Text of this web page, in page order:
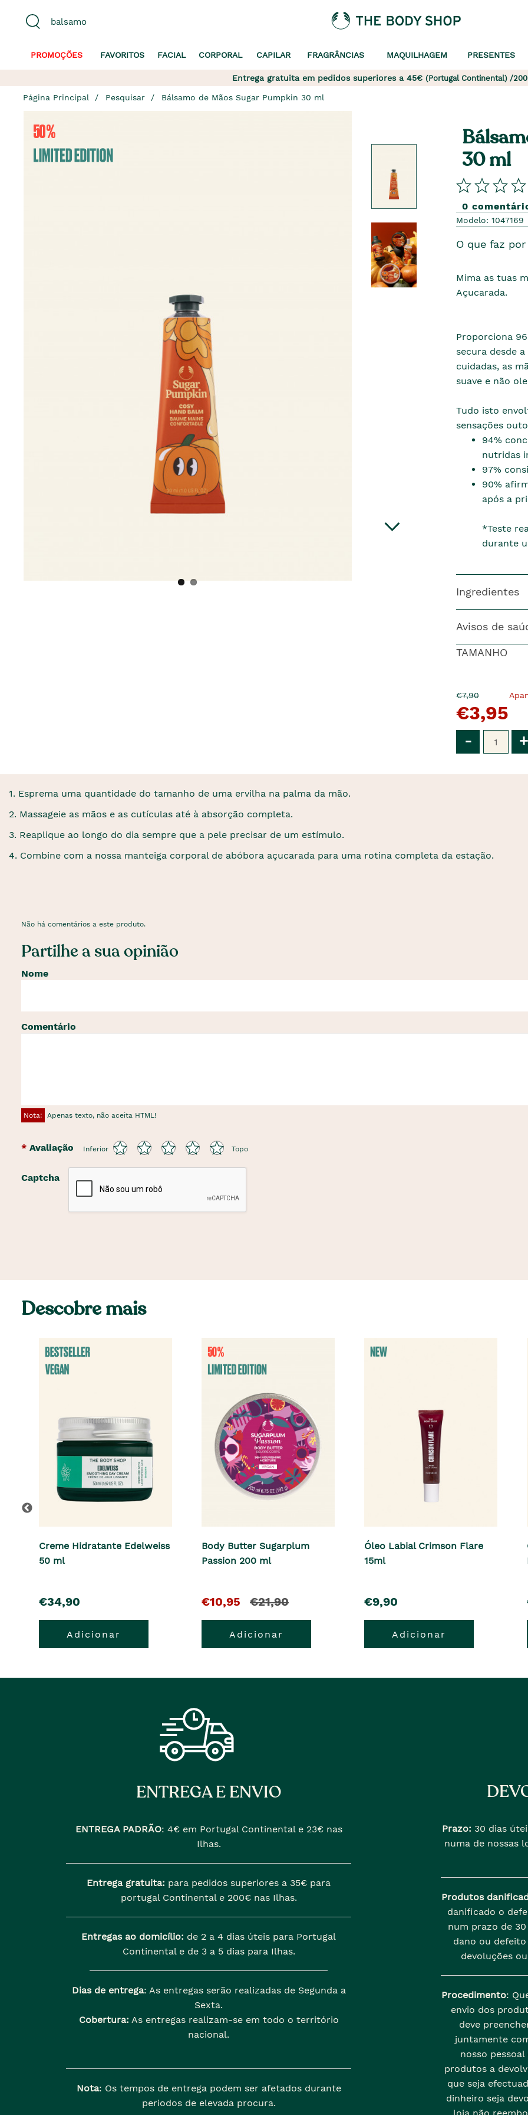
PROMOÇÕES FAVORITOS FACIAL CORPORAL CAPILAR FRAGRÂNCIAS MAQUILHAGEM PRESENTES
Entrega gratuita em pedidos superiores a 45€ (Portugal Continental) /
Página Principal Pesquisar Bálsamo de Mãos Sugar Pumpkin 30 ml
30 ml
0
Modelo: 1047169
O que faz
Mima as tuas
Açucarada.
Proporciona
secura desde
cuidadas, as
suave e não
Tudo isto
sensações
94%
nutridas
97%
90%
após a
*Teste
durante
Ingredientes
Avisos de
TAMANHO
O
pre�o
anterior
€7,90Agora
�
€3,95
- +
1. Esprema uma quantidade do tamanho de uma ervilha na palma da mão.
2. Massageie as mãos e as cutículas até à absorção completa.
3. Reaplique ao longo do dia sempre que a pele precisar de um estímulo.
4. Combine com a nossa manteiga corporal de abóbora açucarada para uma rotina completa da estação.
Não há comentários a este produto.
Partilhe a sua opinião
Nome
Comentário
Nota: Apenas texto, não aceita HTML!
Avaliação Inferior Topo
Captcha
Descobre mais
Creme Hidratante Edelweiss
50 ml
pre�o
€34,90
Adicionar
Body Butter Sugarplum
Passion 200 ml
O
pre�o
atual
€10,95
e
o
pre�o
era
€21,90
Adicionar
Óleo Labial Crimson Flare
15ml
pre�o
€9,90
Adicionar
ENTREGA E ENVIO
ENTREGA PADRÃO: 4€ em Portugal Continental e 23€ nas
Ilhas.
Entrega gratuita: para pedidos superiores a 35€ para
portugal Continental e 200€ nas Ilhas.
Entregas ao domicílio: de 2 a 4 dias úteis para Portugal
Continental e de 3 a 5 dias para Ilhas.
Dias de entrega: As entregas serão realizadas de Segunda a
Sexta.
Cobertura: As entregas realizam-se em todo o território
nacional.
Nota: Os tempos de entrega podem ser afetados durante
periodos de elevada procura.
Prazo: 30 dias
numa de nossas
Produtos
danificado o
num prazo de
dano ou
devoluções
Procedimento:
envio dos
deve
juntamente
nosso
produtos a
que seja
dinheiro seja